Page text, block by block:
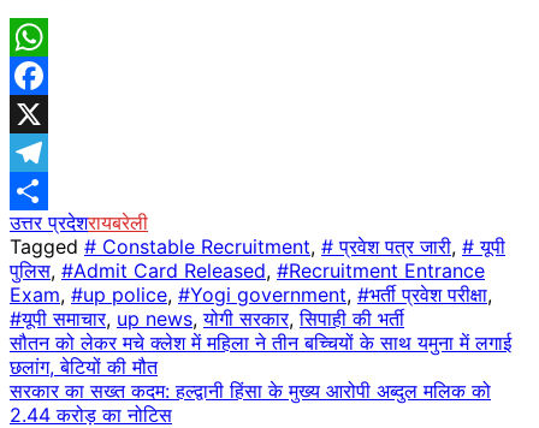
WhatsApp
Facebook
X
Telegram
Share
उत्तर प्रदेशरायबरेली
Tagged # Constable Recruitment, # प्रवेश पत्र जारी, # यूपी
पुलिस, #Admit Card Released, #Recruitment Entrance
Exam, #up police, #Yogi government, #भर्ती प्रवेश परीक्षा,
#यूपी समाचार, up news,योगी सरकार,सिपाही की भर्ती
Post
navigation
सौतन को लेकर मचे क्लेश में महिला ने तीन ​बच्चियों के साथ यमुना में लगाई
छलांग, बेटियों की मौत
सरकार का सख्त कदम: हल्द्वानी हिंसा के मुख्य आरोपी अब्दुल मलिक को
2.44 करोड़ का नोटिस